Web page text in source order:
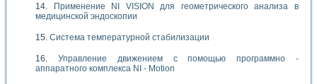
Применение NI VISION для геометрического анализа в
медицинской эндоскопии
Система температурной стабилизации
Управление движением с помощью программно -
аппаратного комплекса NI - Motion